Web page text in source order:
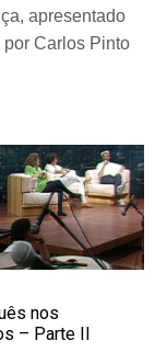
apresentado
Carlos Pinto
nos
– Parte II